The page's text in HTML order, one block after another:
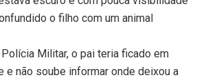
o filho com um animal
Militar, o pai teria ficado em
e não soube informar onde deixou a